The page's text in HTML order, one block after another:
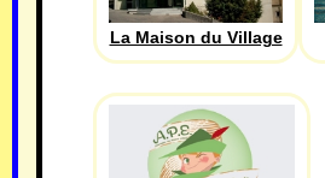
La Maison du Village